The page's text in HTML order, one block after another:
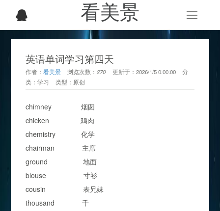
看美景
英语单词学习第四天
作者：看美景 浏览次数：270 更新于：2026/1/5 0:00:00
分
类：学习 类型： 原创
chimney 烟囱
chicken 鸡肉
chemistry 化学
chairman 主席
ground 地面
blouse 寸衫
cousin 表兄妹
thousand 千